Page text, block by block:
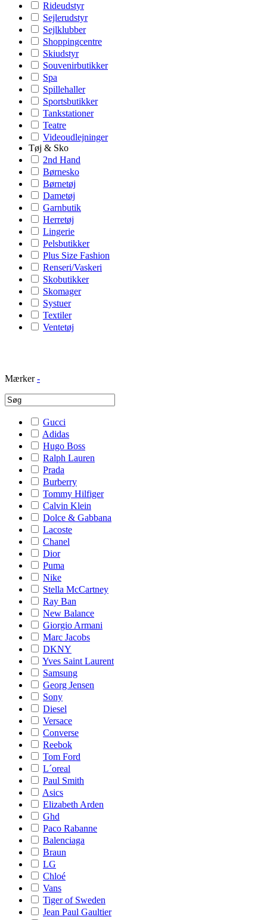
Rideudstyr
Sejlerudstyr
Sejlklubber
Shoppingcentre
Skiudstyr
Souvenirbutikker
Spa
Spillehaller
Sportsbutikker
Tankstationer
Teatre
Videoudlejninger
Tøj & Sko
2nd Hand
Børnesko
Børnetøj
Dametøj
Garnbutik
Herretøj
Lingerie
Pelsbutikker
Plus Size Fashion
Renseri/Vaskeri
Skobutikker
Skomager
Systuer
Textiler
Ventetøj
Mærker -
Gucci
Adidas
Hugo Boss
Ralph Lauren
Prada
Burberry
Tommy Hilfiger
Calvin Klein
Dolce & Gabbana
Lacoste
Chanel
Dior
Puma
Nike
Stella McCartney
Ray Ban
New Balance
Giorgio Armani
Marc Jacobs
DKNY
Yves Saint Laurent
Samsung
Georg Jensen
Sony
Diesel
Versace
Converse
Reebok
Tom Ford
L´oreal
Paul Smith
Asics
Elizabeth Arden
Ghd
Paco Rabanne
Balenciaga
Braun
LG
Chloé
Vans
Tiger of Sweden
Jean Paul Gaultier